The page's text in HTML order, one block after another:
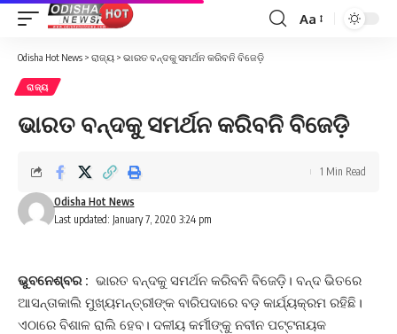
Font
Aa
Odisha Hot News > ରାଜ୍ୟ > ଭାରତ ବନ୍ଦକୁ ସମର୍ଥନ କରିବନି ବିଜେଡ଼ି
ରାଜ୍ୟ
ଭାରତ ବନ୍ଦକୁ ସମର୍ଥନ କରିବନି ବିଜେଡ଼ି
Last updated: January 7, 2020 3:24 pm
Odisha Hot News
1 Min Read
ଭୁବନେଶ୍ବର : ଭାରତ ବନ୍ଦକୁ ସମର୍ଥନ କରିବନି ବିଜେଡ଼ି। ବନ୍ଦ ଭିତରେ
ଆସନ୍ତାକାଲି ମୁଖ୍ୟମନ୍ତ୍ରୀଙ୍କ ବାରିପଦାରେ ବଡ଼ କାର୍ଯ୍ୟକ୍ରମ ରହିଛି।
ଏଠାରେ ବିଶାଳ ରାଲି ହେବ। ଦଳୀୟ କର୍ମୀଙ୍କୁ ନବୀନ ପଟ୍ଟନାୟକ